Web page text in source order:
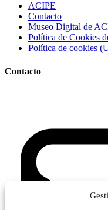
ACIPE
Contacto
Museo Digital de
Política de Cookies
Política de cookies
Contacto